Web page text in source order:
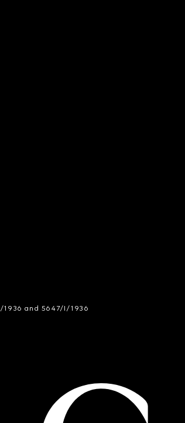
1936 and 5647/I/1936